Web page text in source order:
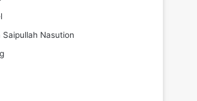
Saipullah Nasution